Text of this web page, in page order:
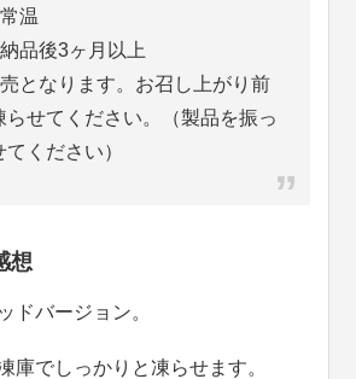
温
品後3ヶ月以上
となります。お召し上がり前
らせてください。（製品を振っ
ください）
想
ドバージョン。
庫でしっかりと凍らせます。